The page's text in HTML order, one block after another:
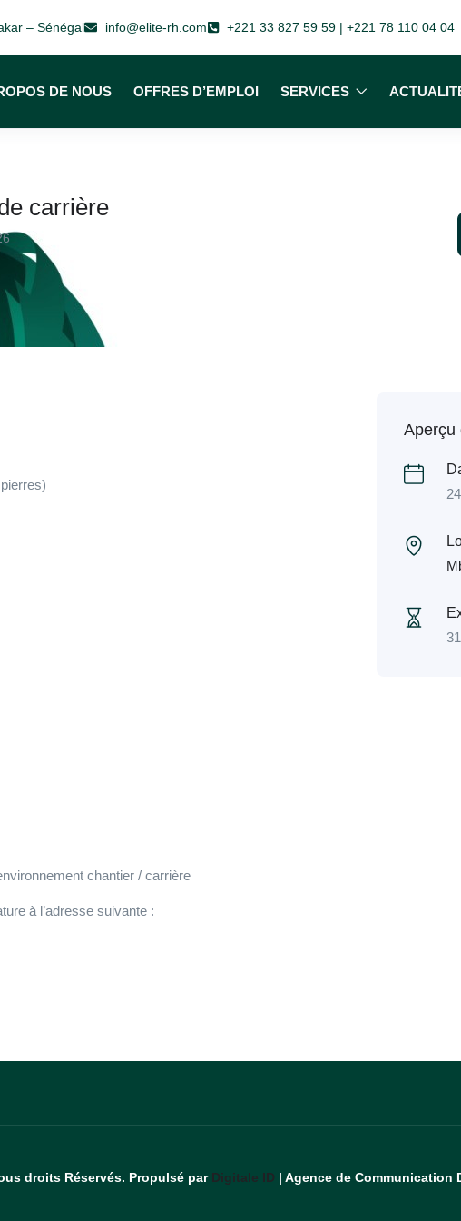
– Sénégal info@elite-rh.com +221 33 827 59 59 | +221 78 110 04 04
DE NOUS OFFRES D’EMPLOI SERVICES
carrière
chantier / carrière
à l’adresse suivante :
Aperçu
droits Réservés. Propulsé par Digitale ID | Agence de Communication